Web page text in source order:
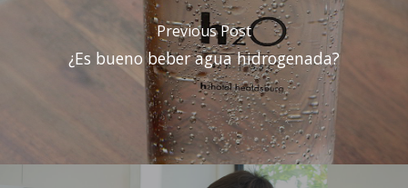
Previous Post
¿Es bueno beber agua hidrogenada?